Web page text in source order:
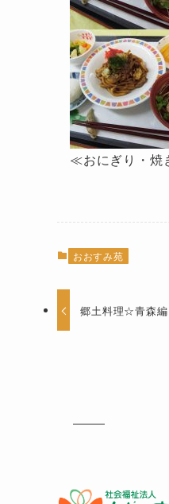
≪おにぎり・焼
おおすみ苑
郷土料理☆青森